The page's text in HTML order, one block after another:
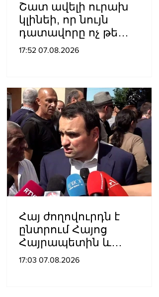
Շատ ավելի ուրախ
կլինեի, որ նույն
դատավորը ոչ թե
բացարկ հայտներ, այլ
17:52 07.08.2026
Հայ ժողովուրդն է
ընտրում Հայոց
Հայրապետին և
հեռացնելու
17:03 07.08.2026